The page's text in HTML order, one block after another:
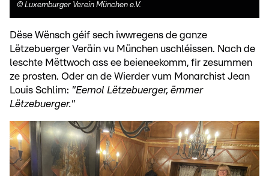
© Luxemburger Verein München e.V.
Dëse Wënsch géif sech iwwregens de ganze
Lëtzebuerger Veräin vu München uschléissen. Nach de
leschte Mëttwoch ass ee beieneekomm, fir zesummen
ze prosten. Oder an de Wierder vum Monarchist Jean
Louis Schlim: "Eemol Lëtzebuerger, ëmmer
Lëtzebuerger."